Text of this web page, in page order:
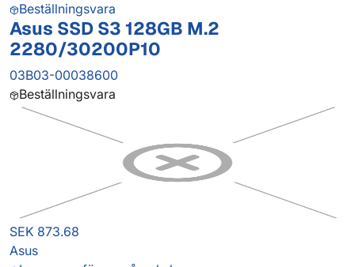
Beställningsvara
Asus SSD S3 128GB M.2
2280/30200P10
03B03-00038600
Beställningsvara
SEK 873.68
Asus